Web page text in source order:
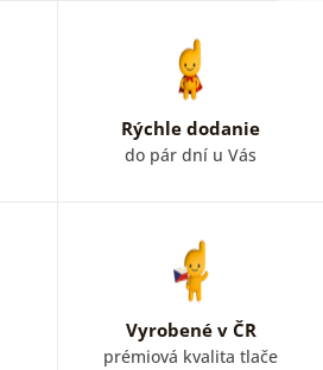
Rýchle dodanie
do pár dní u Vás
Vyrobené v ČR
prémiová kvalita tlače